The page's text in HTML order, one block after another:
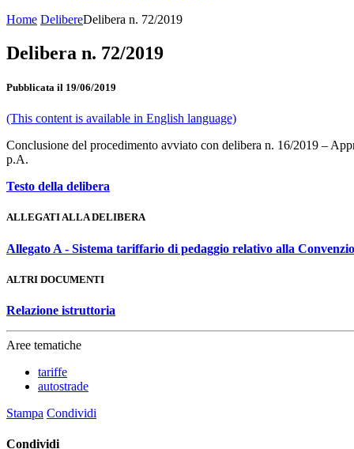
Home DelibereDelibera n. 72/2019
Delibera n. 72/2019
Pubblicata il 19/06/2019
(This content is available in English language)
Conclusione del procedimento avviato con delibera n. 16/2019 –
p.A.
Testo della delibera
ALLEGATI ALLA DELIBERA
Allegato A - Sistema tariffario di pedaggio relativo alla
ALTRI DOCUMENTI
Relazione istruttoria
Aree tematiche
tariffe
autostrade
Stampa Condividi
Condividi